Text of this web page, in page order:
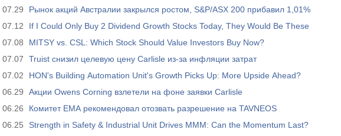
07.29
Рынок акций Австралии закрылся ростом, S&P/ASX 200 прибавил 1,01%
07.12
If I Could Only Buy 2 Dividend Growth Stocks Today, They Would Be These
07.08
MITSY vs. CSL: Which Stock Should Value Investors Buy Now?
07.07
Truist снизил целевую цену Carlisle из-за инфляции затрат
07.02
HON's Building Automation Unit's Growth Picks Up: More Upside Ahead?
06.29
Акции Owens Corning взлетели на фоне заявки Carlisle
06.26
Комитет EMA рекомендовал отозвать разрешение на TAVNEOS
06.25
Strength in Safety & Industrial Unit Drives MMM: Can the Momentum Last?